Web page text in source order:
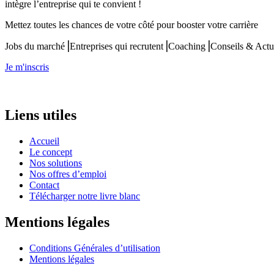
intègre l’entreprise qui te convient !
Mettez toutes les chances de votre côté pour booster votre carrière
Jobs du marché⎟Entreprises qui recrutent⎟Coaching⎟Conseils &
Je m'inscris
Liens utiles
Accueil
Le concept
Nos solutions
Nos offres d’emploi
Contact
Télécharger notre livre blanc
Mentions légales
Conditions Générales d’utilisation
Mentions légales